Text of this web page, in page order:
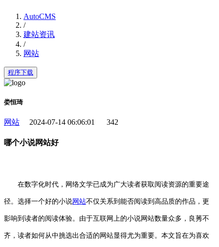
AutoCMS
/
建站资讯
/
网站
程序下载
娄恒琦
网站 2024-07-14 06:06:01 342
哪个小说网站好
在数字化时代，网络文学已成为广大读者获取阅读资源的重要途
径。选择一个好的小说网站不仅关系到能否阅读到高品质的作品，更
影响到读者的阅读体验。由于互联网上的小说网站数量众多，良莠不
齐，读者如何从中挑选出合适的网站显得尤为重要。本文旨在为喜欢